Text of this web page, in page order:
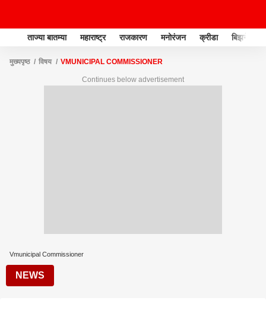
ताज्या बातम्या महाराष्ट्र राजकारण मनोरंजन क्रीडा बिझनेस
मुख्यपृष्ठ विषय VMUNICIPAL COMMISSIONER
Continues below advertisement
Vmunicipal Commissioner
NEWS